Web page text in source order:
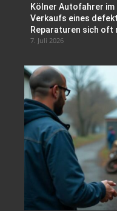
Kölner Autofahrer im
Verkaufs eines
Reparaturen sich oft
7. Juli 2026